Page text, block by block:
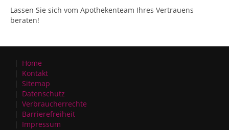
Lassen Sie sich vom Apothekenteam Ihres Vertrauens
beraten!
Home
Kontakt
Sitemap
Datenschutz
Verbraucherrechte
Barrierefreiheit
Impressum